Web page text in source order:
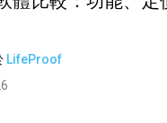
LifeProof